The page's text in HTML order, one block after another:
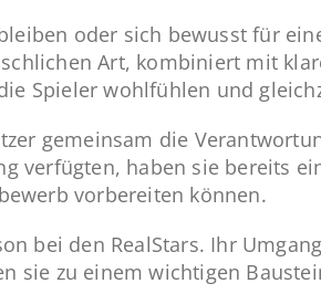
oder sich bewusst für
Art, kombiniert mit
Spieler wohlfühlen und
gemeinsam die
verfügten, haben sie bereits
vorbereiten können.
bei den RealStars. Ihr
zu einem wichtigen